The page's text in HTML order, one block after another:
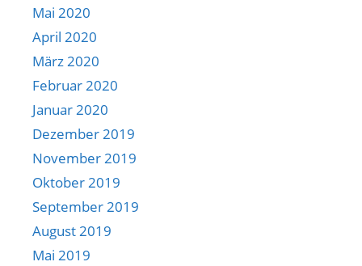
Mai 2020
April 2020
März 2020
Februar 2020
Januar 2020
Dezember 2019
November 2019
Oktober 2019
September 2019
August 2019
Mai 2019